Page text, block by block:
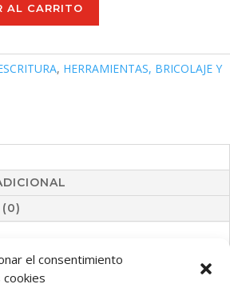
el consentimiento
cookies
AL CARRITO
, HERRAMIENTAS, BRICOLAJE Y
(0)
y en tinta azul, con clip metálico y
Funciones bolígrafo, puntero táctil,